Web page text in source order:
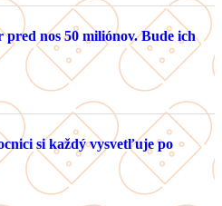
pred nos 50 miliónov. Bude ich
si každý vysvetľuje po